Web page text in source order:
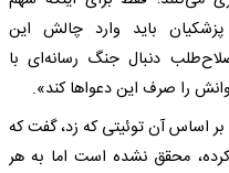
باید وارد چالش این
دنبال جنگ رسانه‌ای با
را صرف این دعواها کند».
اساس آن توئیتی که زد، گفت که
محقق نشده است اما به هر